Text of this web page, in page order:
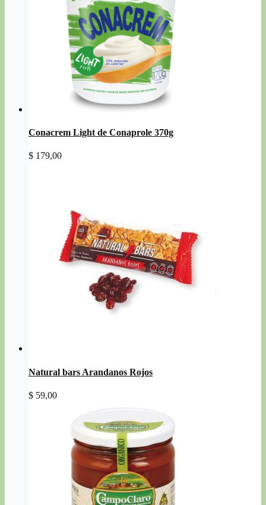
Conacrem Light de Conaprole 370g
$ 179,00
Natural bars Arandanos Rojos
$ 59,00